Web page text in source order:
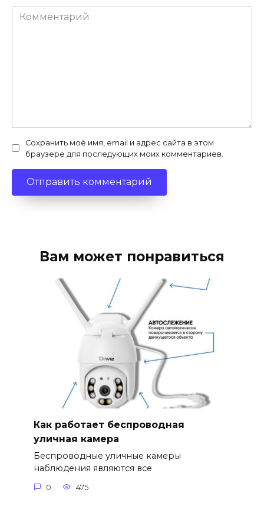
Комментарий
Сохранить моё имя, email и адрес сайта в этом
браузере для последующих моих комментариев.
Вам может понравиться
Как работает беспроводная
уличная камера
Беспроводные уличные камеры
наблюдения являются все
0 475